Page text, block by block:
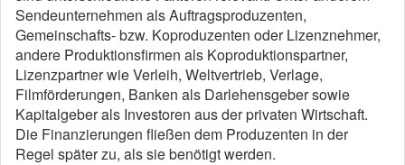
Sendeunternehmen als Auftragsproduzenten,
Gemeinschafts- bzw. Koproduzenten oder Lizenznehmer,
andere Produktionsfirmen als Koproduktionspartner,
Lizenzpartner wie Verleih, Weltvertrieb, Verlage,
Filmförderungen, Banken als Darlehensgeber sowie
Kapitalgeber als Investoren aus der privaten Wirtschaft.
Die Finanzierungen fließen dem Produzenten in der
Regel später zu, als sie benötigt werden.